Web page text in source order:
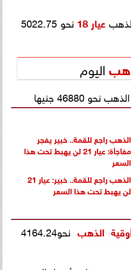
عيار 18
نحو 5022.75
اليوم
46880 جنيها
الذهب راجع للقمة.. خبير يفجر
مفاجأة: عيار 21 لن يهبط تحت هذا
السعر
الذهب راجع للقمة.. خبير: عيار 21
لن يهبط تحت هذا السعر
الذهب
نحو4164.24